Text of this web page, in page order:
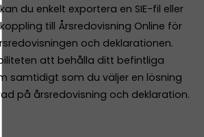
du enkelt exportera en SIE-fil eller
till Årsredovisning Online för
och deklarationen.
att behålla ditt befintliga
samtidigt som du väljer en lösning
på årsredovisning och deklaration.